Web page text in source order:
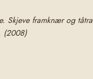
Skjeve framknær og
(2008)